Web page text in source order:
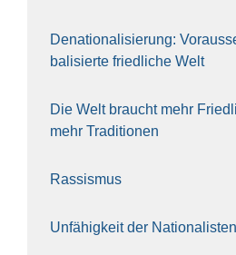
Dena­tio­na­li­sie­rung:
ba­li­sier­te fried­li­che Welt
Die Welt braucht mehr
mehr Tra­di­tio­nen
Ras­sis­mus
Unfä­hig­keit der